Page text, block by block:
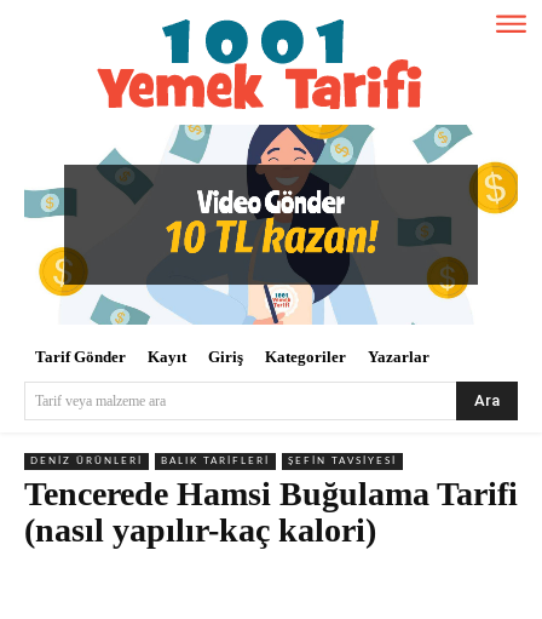
Tarif Gönder Kayıt Giriş Kategoriler Yazarlar
Tarif veya malzeme ara Ara
DENIZ ÜRÜNLERI BALIK TARIFLERI ŞEFIN TAVSIYESI
Tencerede Hamsi Buğulama Tarifi
(nasıl yapılır-kaç kalori)